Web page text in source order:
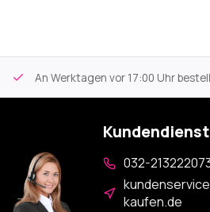
An Werktagen vor 17:00 Uhr
Kundendienst
032-
kaufen.de